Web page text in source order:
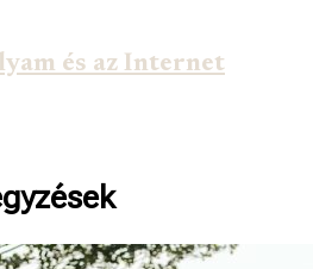
és az Internet